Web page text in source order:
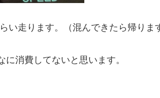
い走ります。（混んできたら帰りま
に消費してないと思います。